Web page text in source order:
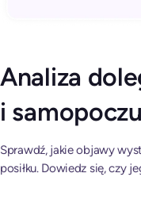
Analiza
i
Sprawdź, jakie objawy
posiłku. Dowiedz się, czy